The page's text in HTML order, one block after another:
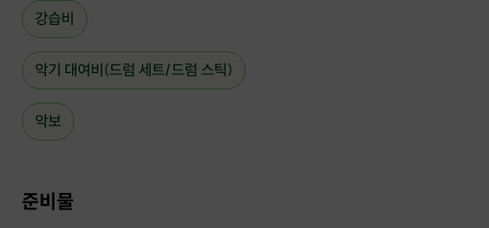
강습비
악기 대여비(드럼 세트/드럼 스틱)
악보
준비물